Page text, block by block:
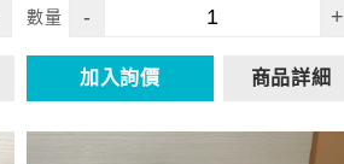
數量 - +
加入詢價 商品詳細